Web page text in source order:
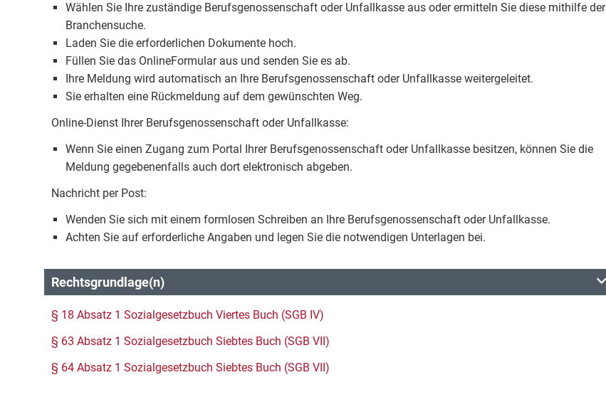
Wählen Sie Ihre zuständige Berufsgenossenschaft oder Unfallkasse aus oder ermitteln Sie diese mithilfe der
Branchensuche.
Laden Sie die erforderlichen Dokumente hoch.
Füllen Sie das OnlineFormular aus und senden Sie es ab.
Ihre Meldung wird automatisch an Ihre Berufsgenossenschaft oder Unfallkasse weitergeleitet.
Sie erhalten eine Rückmeldung auf dem gewünschten Weg.
Online-Dienst Ihrer Berufsgenossenschaft oder Unfallkasse:
Wenn Sie einen Zugang zum Portal Ihrer Berufsgenossenschaft oder Unfallkasse besitzen, können Sie die
Meldung gegebenenfalls auch dort elektronisch abgeben.
Nachricht per Post:
Wenden Sie sich mit einem formlosen Schreiben an Ihre Berufsgenossenschaft oder Unfallkasse.
Achten Sie auf erforderliche Angaben und legen Sie die notwendigen Unterlagen bei.
Rechtsgrundlage(n)
§ 18 Absatz 1 Sozialgesetzbuch Viertes Buch (SGB IV)
§ 63 Absatz 1 Sozialgesetzbuch Siebtes Buch (SGB VII)
§ 64 Absatz 1 Sozialgesetzbuch Siebtes Buch (SGB VII)